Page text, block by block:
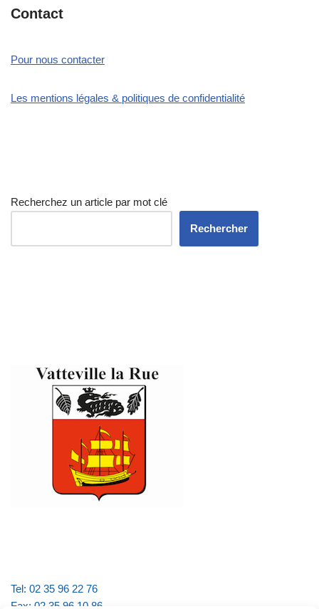
Contact
Pour nous contacter
Les mentions légales & politiques de confidentialité
Recherchez un article par mot clé
Rechercher
Tel: 02 35 96 22 76
Fax: 02 35 96 10 86